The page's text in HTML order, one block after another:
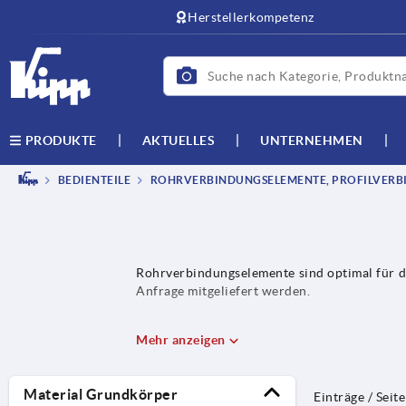
Herstellerkompetenz
PRODUKTE AKTUELLES UNTERNEHMEN
BEDIENTEILE ROHRVERBINDUNGSELEMENTE,
Rohrverbindungselemente sind optimal für
Anfrage mitgeliefert werden.
Mehr anzeigen
Material Grundkörper Einträge / Seite